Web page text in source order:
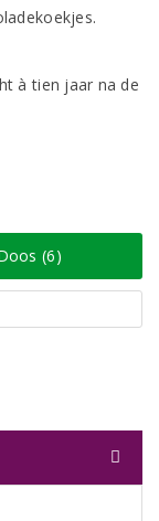
à tien jaar na de
(6)